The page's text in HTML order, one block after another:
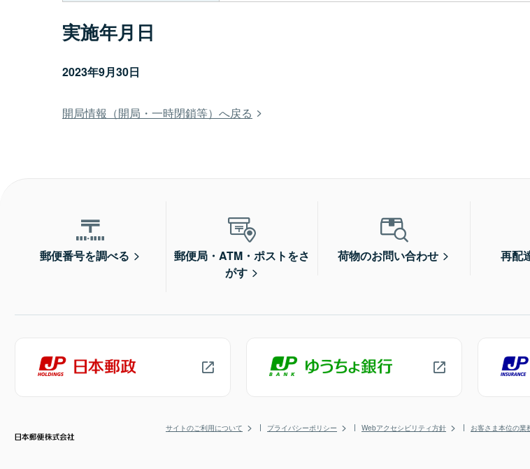
実施年月日
2023年9月30日
開局情報（開局・一時閉鎖等）へ戻る
郵便番号を調べる
郵便局・ATM・ポストをさ
がす
荷物のお問い合わせ 再配
サイトのご利用について プライバシーポリシー Webアクセシビリティ方針 お客さま本位の業